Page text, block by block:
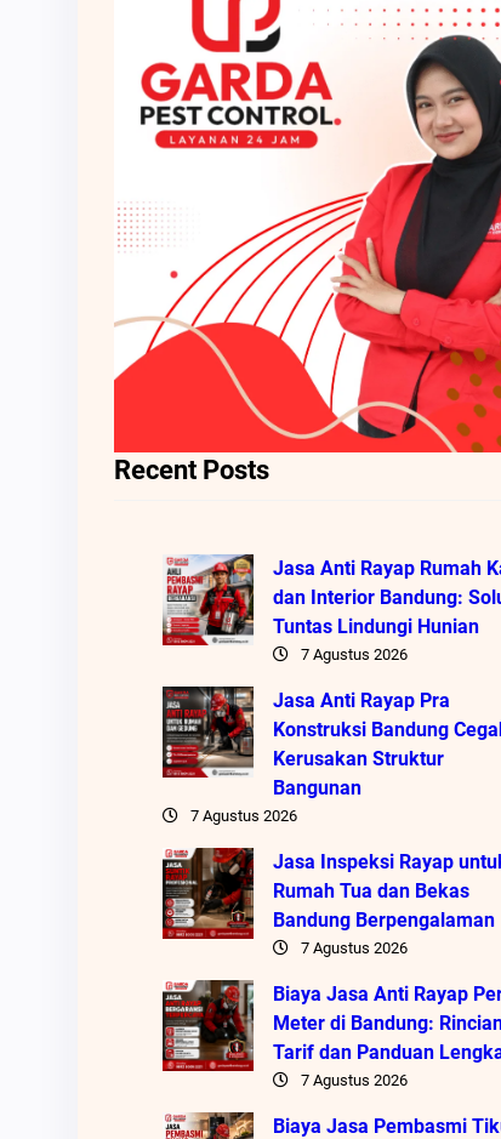
Recent Posts
Jasa Anti Rayap Rumah
dan Interior Bandung:
Tuntas Lindungi Hunian
7 Agustus 2026
Jasa Anti Rayap Pra
Konstruksi Bandung
Kerusakan Struktur
Bangunan
7 Agustus 2026
Jasa Inspeksi Rayap
Rumah Tua dan Bekas
Bandung Berpengalaman
7 Agustus 2026
Biaya Jasa Anti Rayap
Meter di Bandung:
Tarif dan Panduan
7 Agustus 2026
Biaya Jasa Pembasmi